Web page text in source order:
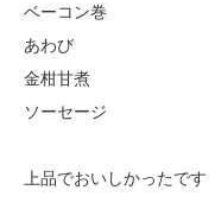
ベーコン巻
あわび
金柑甘煮
ソーセージ
上品でおいしかったです